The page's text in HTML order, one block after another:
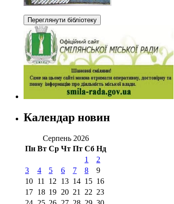
Календар новин
Серпень 2026
Пн Вт Ср Чт Пт Сб Нд
1
2
3
4 5 6 7 8
9
10 11 12 13 14 15 16
17 18 19 20 21 22 23